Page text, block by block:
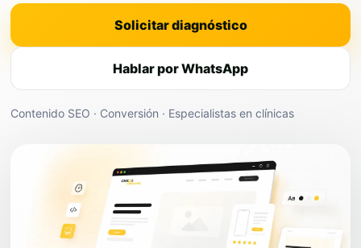
Solicitar diagnóstico
Hablar por WhatsApp
Contenido SEO · Conversión · Especialistas en clínicas